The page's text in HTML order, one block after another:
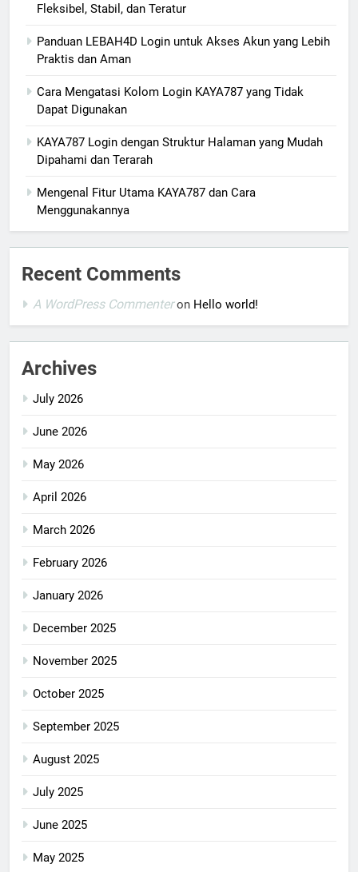
Fleksibel, Stabil, dan Teratur
Panduan LEBAH4D Login untuk Akses Akun yang Lebih
Praktis dan Aman
Cara Mengatasi Kolom Login KAYA787 yang Tidak
Dapat Digunakan
KAYA787 Login dengan Struktur Halaman yang Mudah
Dipahami dan Terarah
Mengenal Fitur Utama KAYA787 dan Cara
Menggunakannya
Recent Comments
A WordPress Commenteron Hello world!
Archives
July 2026
June 2026
May 2026
April 2026
March 2026
February 2026
January 2026
December 2025
November 2025
October 2025
September 2025
August 2025
July 2025
June 2025
May 2025